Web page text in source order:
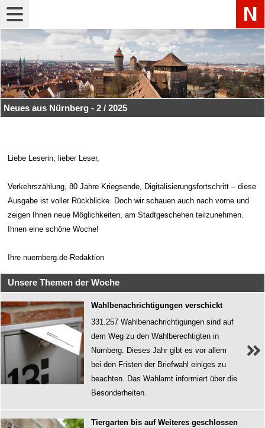
Navigation"
Neues aus Nürnberg - 2 / 2025
Liebe Leserin, lieber Leser,
Verkehrszählung, 80 Jahre Kriegsende, Digitalisierungsfortschritt – diese
Ausgabe ist voller Rückblicke. Doch wir schauen auch nach vorne und
zeigen Ihnen neue Möglichkeiten, am Stadtgeschehen teilzunehmen.
Ihnen eine schöne Woche!
Ihre nuernberg.de-Redaktion
Unsere Themen der Woche
Wahlbenachrichtigungen verschickt
331.257 Wahlbenachrichtigungen sind auf
dem Weg zu den Wahlberechtigten in
Nürnberg. Dieses Jahr gibt es vor allem
bei den Fristen der Briefwahl einiges zu
beachten. Das Wahlamt informiert über die
Besonderheiten.
Tiergarten bis auf Weiteres geschlossen